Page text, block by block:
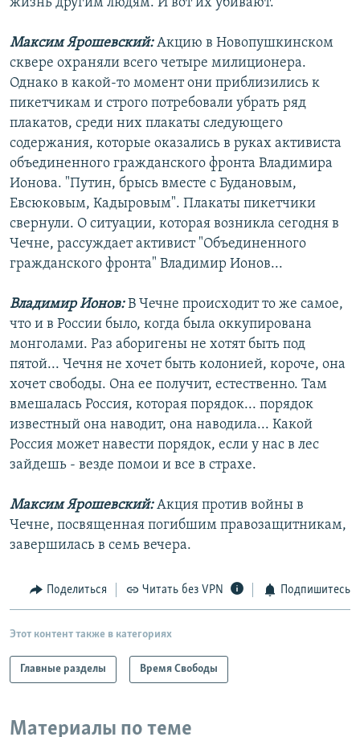
Максим Ярошевский:Акцию в Новопушкинском
сквере охраняли всего четыре милиционера.
Однако в какой-то момент они приблизились к
пикетчикам и строго потребовали убрать ряд
плакатов, среди них плакаты следующего
содержания, которые оказались в руках активиста
объединенного гражданского фронта Владимира
Ионова. "Путин, брысь вместе с Будановым,
Евсюковым, Кадыровым". Плакаты пикетчики
свернули. О ситуации, которая возникла сегодня в
Чечне, рассуждает активист "Объединенного
гражданского фронта" Владимир Ионов...
Владимир Ионов:В Чечне происходит то же самое,
что и в России было, когда была оккупирована
монголами. Раз аборигены не хотят быть под
пятой... Чечня не хочет быть колонией, короче, она
хочет свободы. Она ее получит, естественно. Там
вмешалась Россия, которая порядок... порядок
известный она наводит, она наводила... Какой
Россия может навести порядок, если у нас в лес
зайдешь - везде помои и все в страхе.
Максим Ярошевский:Акция против войны в
Чечне, посвященная погибшим правозащитникам,
завершилась в семь вечера.
Поделиться Читать без VPN Подпишитесь
Этот контент также в категориях
Главные разделы Время Свободы
Материалы по теме